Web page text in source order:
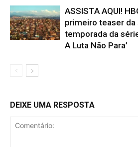
ASSISTA AQUI!
primeiro teaser da
temporada da
A Luta Não Para’
DEIXE UMA RESPOSTA